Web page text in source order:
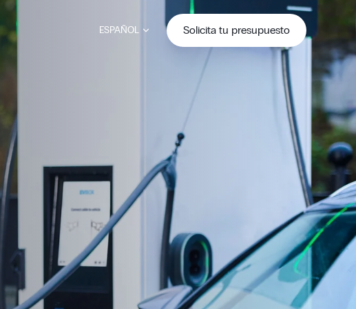
ESPAÑOL Solicita tu presupuesto